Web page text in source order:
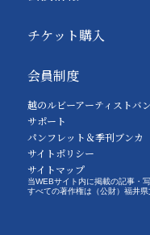
チケット購入
会員制度
越のルビーアーティストバ
サポート
パンフレット＆季刊ブンカ
サイトポリシー
サイトマップ
当WEBサイト内に掲載の記事・
すべての著作権は（公財）福井